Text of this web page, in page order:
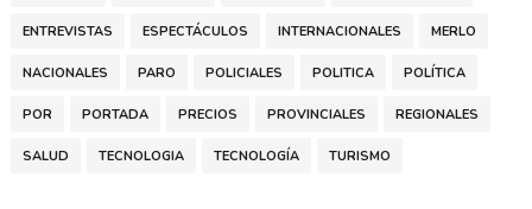
ENTREVISTAS ESPECTÁCULOS INTERNACIONALES MERLO
NACIONALES PARO POLICIALES POLITICA POLÍTICA
POR PORTADA PRECIOS PROVINCIALES REGIONALES
SALUD TECNOLOGIA TECNOLOGÍA TURISMO